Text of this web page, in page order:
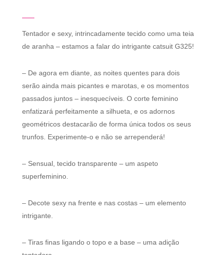
Tentador e sexy, intrincadamente tecido como uma teia
de aranha – estamos a falar do intrigante catsuit G325!
– De agora em diante, as noites quentes para dois
serão ainda mais picantes e marotas, e os momentos
passados juntos – inesquecíveis. O corte feminino
enfatizará perfeitamente a silhueta, e os adornos
geométricos destacarão de forma única todos os seus
trunfos. Experimente-o e não se arrependerá!
– Sensual, tecido transparente – um aspeto
superfeminino.
– Decote sexy na frente e nas costas – um elemento
intrigante.
– Tiras finas ligando o topo e a base – uma adição